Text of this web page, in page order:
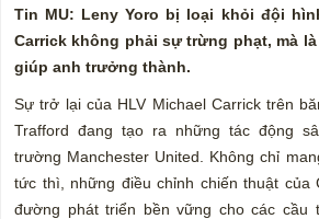
Tin MU: Leny Yoro bị loại khỏi đội
Carrick không phải sự trừng phạt, mà
giúp anh trưởng thành.
Sự trở lại của HLV Michael Carrick trên
Trafford đang tạo ra những tác động
trường Manchester United. Không chỉ
tức thì, những điều chỉnh chiến thuật của
đường phát triển bền vững cho các cầu